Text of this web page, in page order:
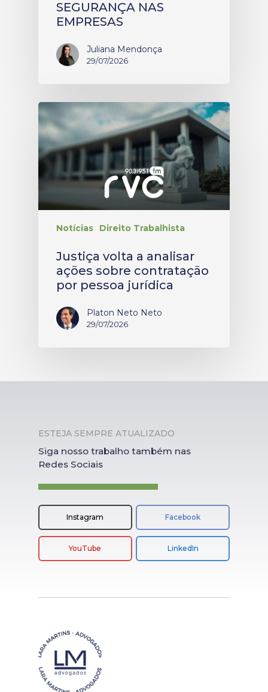
SEGURANÇA NAS
EMPRESAS
Juliana Mendonça
29/07/2026
Notícias Direito Trabalhista
Justiça volta a analisar
ações sobre contratação
por pessoa jurídica
Platon Neto Neto
29/07/2026
ESTEJA SEMPRE ATUALIZADO
Siga nosso trabalho também nas
Redes Sociais
Instagram Facebook
YouTube LinkedIn